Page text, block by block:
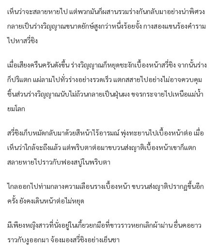
เห็นว่าจะสลายหายไป แต่พวกมันก็ผสานรวมร่างกันกลับมาอย่างน่าพิศวง
กลายเป็นร่างวิญญาณขนาดยักษ์สูงกว่าหนึ่งร้อยจั้ง กางสองแขนร้องคำราม
ไปหาสวี่ชิง
เมื่อเสียงครืนครันดังขึ้น ร่างวิญญาณก็หยุดชะงักเบื้องหน้าสวี่ชิง จากนั้นร่าง
ก็ปริแตก แผ่ลามไปทั่วร่างอย่างรวดเร็ว แตกสสายไปอย่างไม่อาจควบคุม
ชิ้นส่วนร่างวิญญาณนับไม่ถ้วนกลายเป็นฝุ่นผง ขจรกระจายไปเหนือแม่น้ำ
ยมโลก
สวี่ชิงเก็บหมัดกลับมาด้วยสีหน้าไร้อารมณ์ พุ่งทะยานไปเบื้องหน้าต่อ เมื่อ
เห็นว่าใกล้จะถึงแล้ว แต่พริบตาต่อมาขบวนส่งญาติเบื้องหน้าเขาก็แตก
สลายหายไปราวกับฟองสบู่ในพริบตา
ไกลออกไปท่ามกลางความเลือนรางเบื้องหน้า ขบวนส่งญาติปรากฏขึ้นอีก
ครั้ง ยังคงเดินหน้าต่อไม่หยุด
มีเพียงหญิงสาวที่นั่งอยู่ในเกี้ยวยกมือที่ขาวราวหยกเลิกผ้าม่าน ยื่นคอยาว
ราวกับงูออกมา จ้องมองสวี่ชิงอย่างเย็นชา